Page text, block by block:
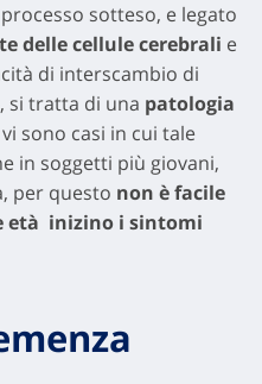
sotteso, e legato
delle cellule cerebrali e
di interscambio di
si tratta di una patologia
sono casi in cui tale
in soggetti più giovani,
per questo non è facile
età inizino i sintomi